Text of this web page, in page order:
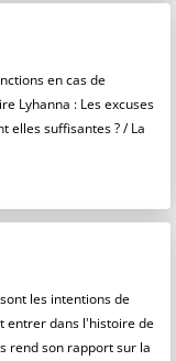
en cas de
Lyhanna : Les excuses
elles suffisantes ? / La
les intentions de
entrer dans l'histoire de
rend son rapport sur la